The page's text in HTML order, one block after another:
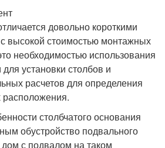
довольно короткими
высокой стоимостью монтажных
необходимостью использования
установки столбов и
расчетов для определения
расположения.
столбчатого основания
обустройство подвального
с подвалом на таком